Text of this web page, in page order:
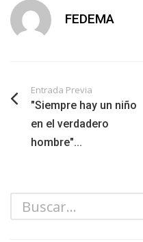
FEDEMA
Entrada Previa
"Siempre hay un niño
en el verdadero
hombre"...